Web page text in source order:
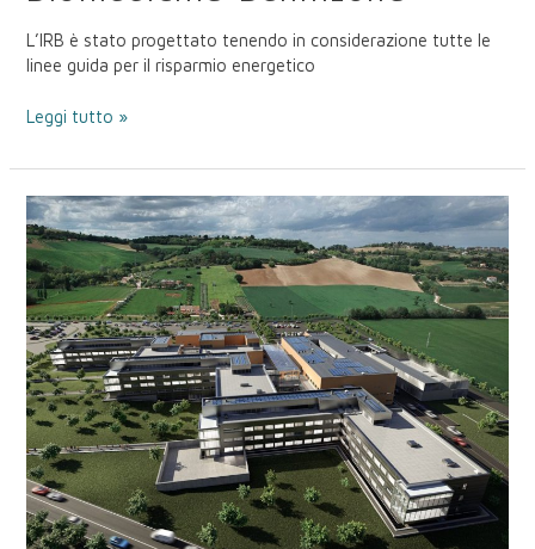
L’IRB è stato progettato tenendo in considerazione tutte le
linee guida per il risparmio energetico
Leggi tutto »
Ospedale
di
Fermo